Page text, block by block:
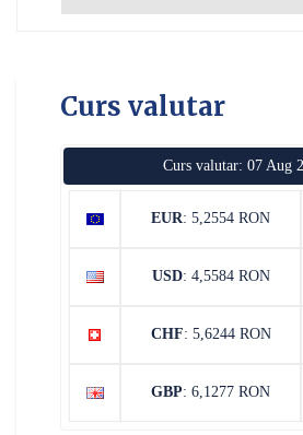
Curs valutar
Curs valutar: 07 Aug
EUR: 5,2554 RON
USD: 4,5584 RON
CHF: 5,6244 RON
GBP: 6,1277 RON